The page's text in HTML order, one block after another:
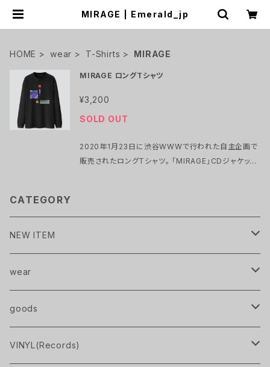
MIRAGE | Emerald_jp
HOME wear T-Shirts MIRAGE
MIRAGE ロングTシャツ
¥3,200
SOLD OUT
2020年1月23日に渋谷WWWで行われた自主企画で
販売されたロングTシャツ。 「MIRAGE」CDジャケット
されています。 お早めにどうぞ。 黒のみ SIZE : S / M
CATEGORY
NEW ITEM
Pavlov City
handkerchief
Pavlov City
wear
T-Shirts
Pavlov City
sweat
goods
pouch
VINYL(Records)